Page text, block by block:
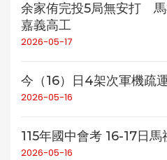
余家侑完投5局無安打
嘉義高工
2026-05-17
今（16）日4架次軍機疏
2026-05-16
115年國中會考 16-17日
2026-05-16